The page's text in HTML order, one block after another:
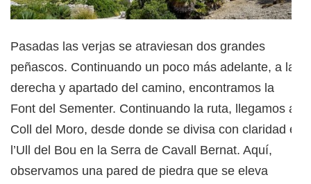
Pasadas las verjas se atraviesan dos grandes
peñascos. Continuando un poco más adelante, a la
derecha y apartado del camino, encontramos la
Font del Sementer. Continuando la ruta, llegamos al
Coll del Moro, desde donde se divisa con claridad el
l’Ull del Bou en la Serra de Cavall Bernat. Aquí,
observamos una pared de piedra que se eleva